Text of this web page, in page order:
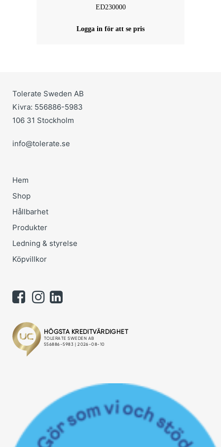
ED230000
Logga in för att se pris
Tolerate Sweden AB
Kivra: 556886-5983
106 31 Stockholm
info@tolerate.se
Hem
Shop
Hållbarhet
Produkter
Ledning & styrelse
Köpvillkor